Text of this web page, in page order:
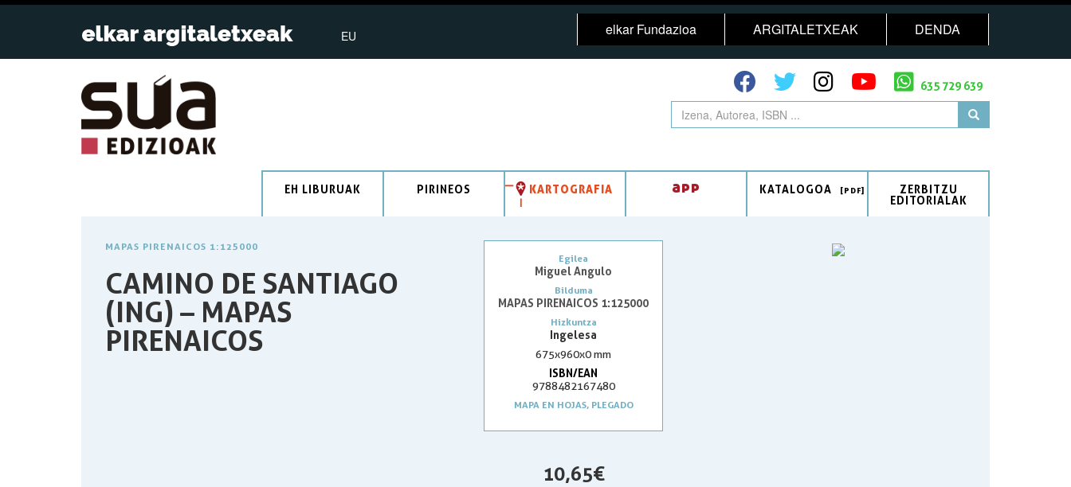
EU elkar Fundazioa ARGITALETXEAK DENDA
635 729 639
EH LIBURUAK PIRINEOS KARTOGRAFIA app KATALOGOA
ZERBITZU
EDITORIALAK
MAPAS PIRENAICOS 1:125000
CAMINO DE SANTIAGO
(ING) – MAPAS
PIRENAICOS
Egilea
Miguel Angulo
Bilduma
MAPAS PIRENAICOS 1:125000
Hizkuntza
Ingelesa
675x960x0 mm
ISBN/EAN
9788482167480
MAPA EN HOJAS, PLEGADO
10,65 €